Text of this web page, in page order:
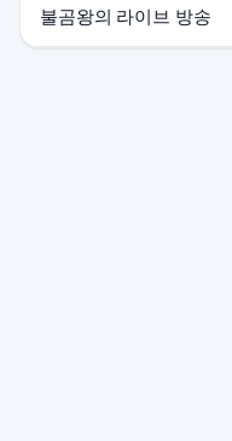
불곰왕의 라이브 방송